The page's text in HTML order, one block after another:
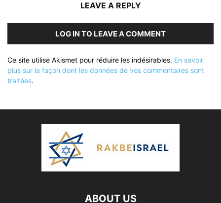
LEAVE A REPLY
LOG IN TO LEAVE A COMMENT
Ce site utilise Akismet pour réduire les indésirables. En savoir
plus sur la façon dont les données de vos commentaires sont
traitées.
ABOUT US